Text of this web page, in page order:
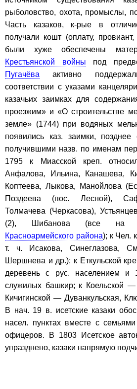
рыболовство, охота, промыслы,
Часть казаков, к-рые в
получали кошт (оплату,
были хуже обеспечены
Крестьянской войны под
Пугачёва активно
соответствии с указами
казачьих заимках для
проезжим» и «О строительстве
земле» (1744) при водяных
появились каз. заимки,
получившими назв. по именам
1795 к Миасской креп.
Анфалова, Ильина, Канашева,
Коптеева, Лыкова, Манойлова
Поздеева (пос. Лесной),
Толмачева (Черкасова),
(2), Шибанова (все на
Красноармейского района); к Чел.
т. ч. Исакова, Синеглазова,
Шершнева и др.); к Еткульской
деревень с рус. населением и
служилых башкир; к Коельской
Кичигинской — Дуванкульская,
В нач. 19 в. исетские казаки
насел. пунктах вместе с
офицеров. В 1803 Исетское
упразднено, казаки напрямую